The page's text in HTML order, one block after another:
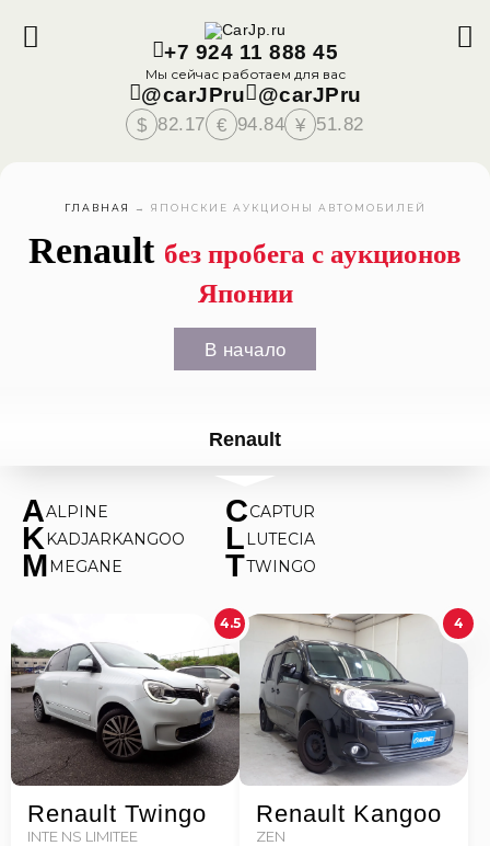
+7 924 11 888 45
Мы сейчас работаем для вас
@carJPru @carJPru
$ 82.17 € 94.84 ¥ 51.82
ГЛАВНАЯ → ЯПОНСКИЕ АУКЦИОНЫ АВТОМОБИЛЕЙ
Renault без пробега с аукционов
Японии
В начало
Renault
AALPINE CCAPTUR
K KADJARKANGOO L LUTECIA
M MEGANE TTWINGO
4.5
Renault Twingo
INTE NS LIMITEE
4
Renault Kangoo
ZEN